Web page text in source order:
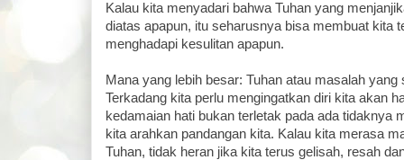
Kalau kita menyadari bahwa Tuhan yang
diatas apapun, itu seharusnya bisa membuat kita
menghadapi kesulitan apapun.
Mana yang lebih besar: Tuhan atau masalah yang
Terkadang kita perlu mengingatkan diri kita akan
kedamaian hati bukan terletak pada ada tidaknya
kita arahkan pandangan kita. Kalau kita merasa
Tuhan, tidak heran jika kita terus gelisah, resah